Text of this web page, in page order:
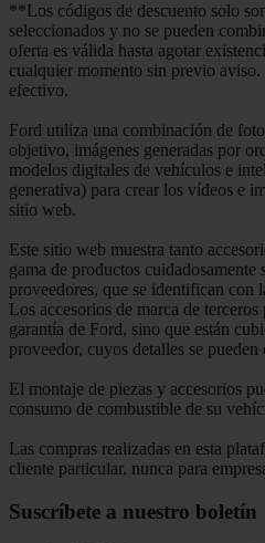
**Los códigos de descuento solo
seleccionados y no se pueden
oferta es válida hasta agotar
cualquier momento sin previo
efectivo.
Ford utiliza una combinación de
objetivo, imágenes generadas por
modelos digitales de vehículos e
generativa) para crear los vídeos e
sitio web.
Este sitio web muestra tanto
gama de productos cuidadosamente
proveedores, que se identifican con
Los accesorios de marca de
garantía de Ford, sino que están
proveedor, cuyos detalles se pueden
El montaje de piezas y accesorios
consumo de combustible de su
Las compras realizadas en esta
cliente particular, nunca para
Suscríbete a nuestro boletín